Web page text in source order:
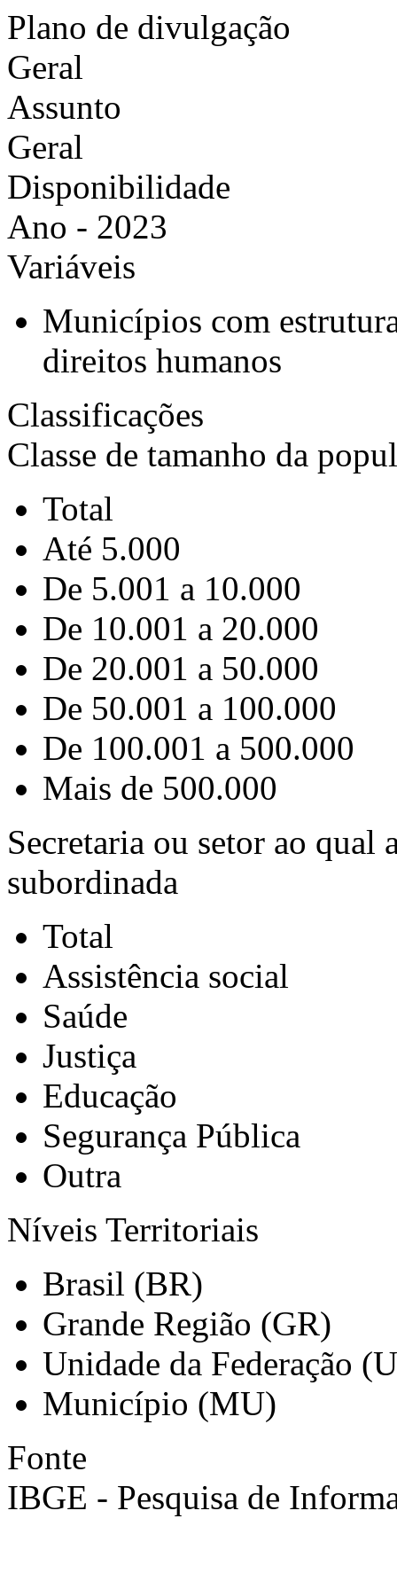
Plano de divulgação
Geral
Assunto
Geral
Disponibilidade
Ano - 2023
Variáveis
Municípios com
direitos humanos
Classificações
Classe de tamanho da
Total
Até 5.000
De 5.001 a 10.000
De 10.001 a 20.000
De 20.001 a 50.000
De 50.001 a 100.000
De 100.001 a 500.000
Mais de 500.000
Secretaria ou setor ao qual
subordinada
Total
Assistência social
Saúde
Justiça
Educação
Segurança Pública
Outra
Níveis Territoriais
Brasil (BR)
Grande Região (GR)
Unidade da Federação
Município (MU)
Fonte
IBGE - Pesquisa de